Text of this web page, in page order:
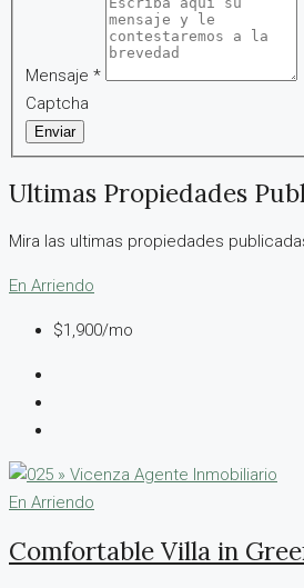
Mensaje*
Captcha
Enviar
Ultimas Propiedades
Mira las ultimas propiedades
En Arriendo
$1,900/mo
En Arriendo
Comfortable Villa in